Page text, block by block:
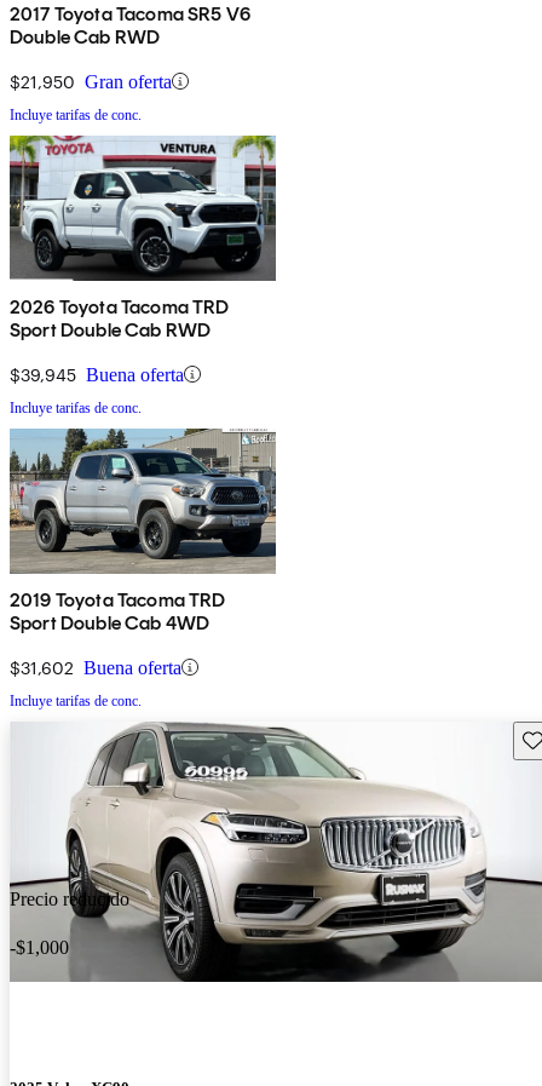
2017 Toyota Tacoma SR5 V6
Double Cab RWD
$21,950 Gran oferta
Incluye tarifas de conc.
2026 Toyota Tacoma TRD
Sport Double Cab RWD
$39,945 Buena oferta
Incluye tarifas de conc.
2019 Toyota Tacoma TRD
Sport Double Cab 4WD
$31,602 Buena oferta
Incluye tarifas de conc.
Precio reducido
-$1,000